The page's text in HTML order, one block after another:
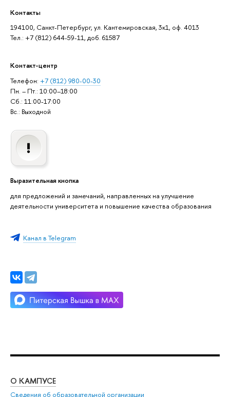
Контакты
194100, Санкт-Петербург, ул. Кантемировская, 3к1, оф. 4013
Тел.: +7 (812) 644-59-11, доб. 61587
Контакт-центр
Телефон: +7 (812) 980-00-30
Пн. – Пт.: 10:00–18:00
Сб.: 11:00-17:00
Вс.: Выходной
Выразительная кнопка
для предложений и замечаний, направленных на улучшение
деятельности университета и повышение качества образования
Канал в Telegram
О КАМПУСЕ
Сведения об образовательной организации